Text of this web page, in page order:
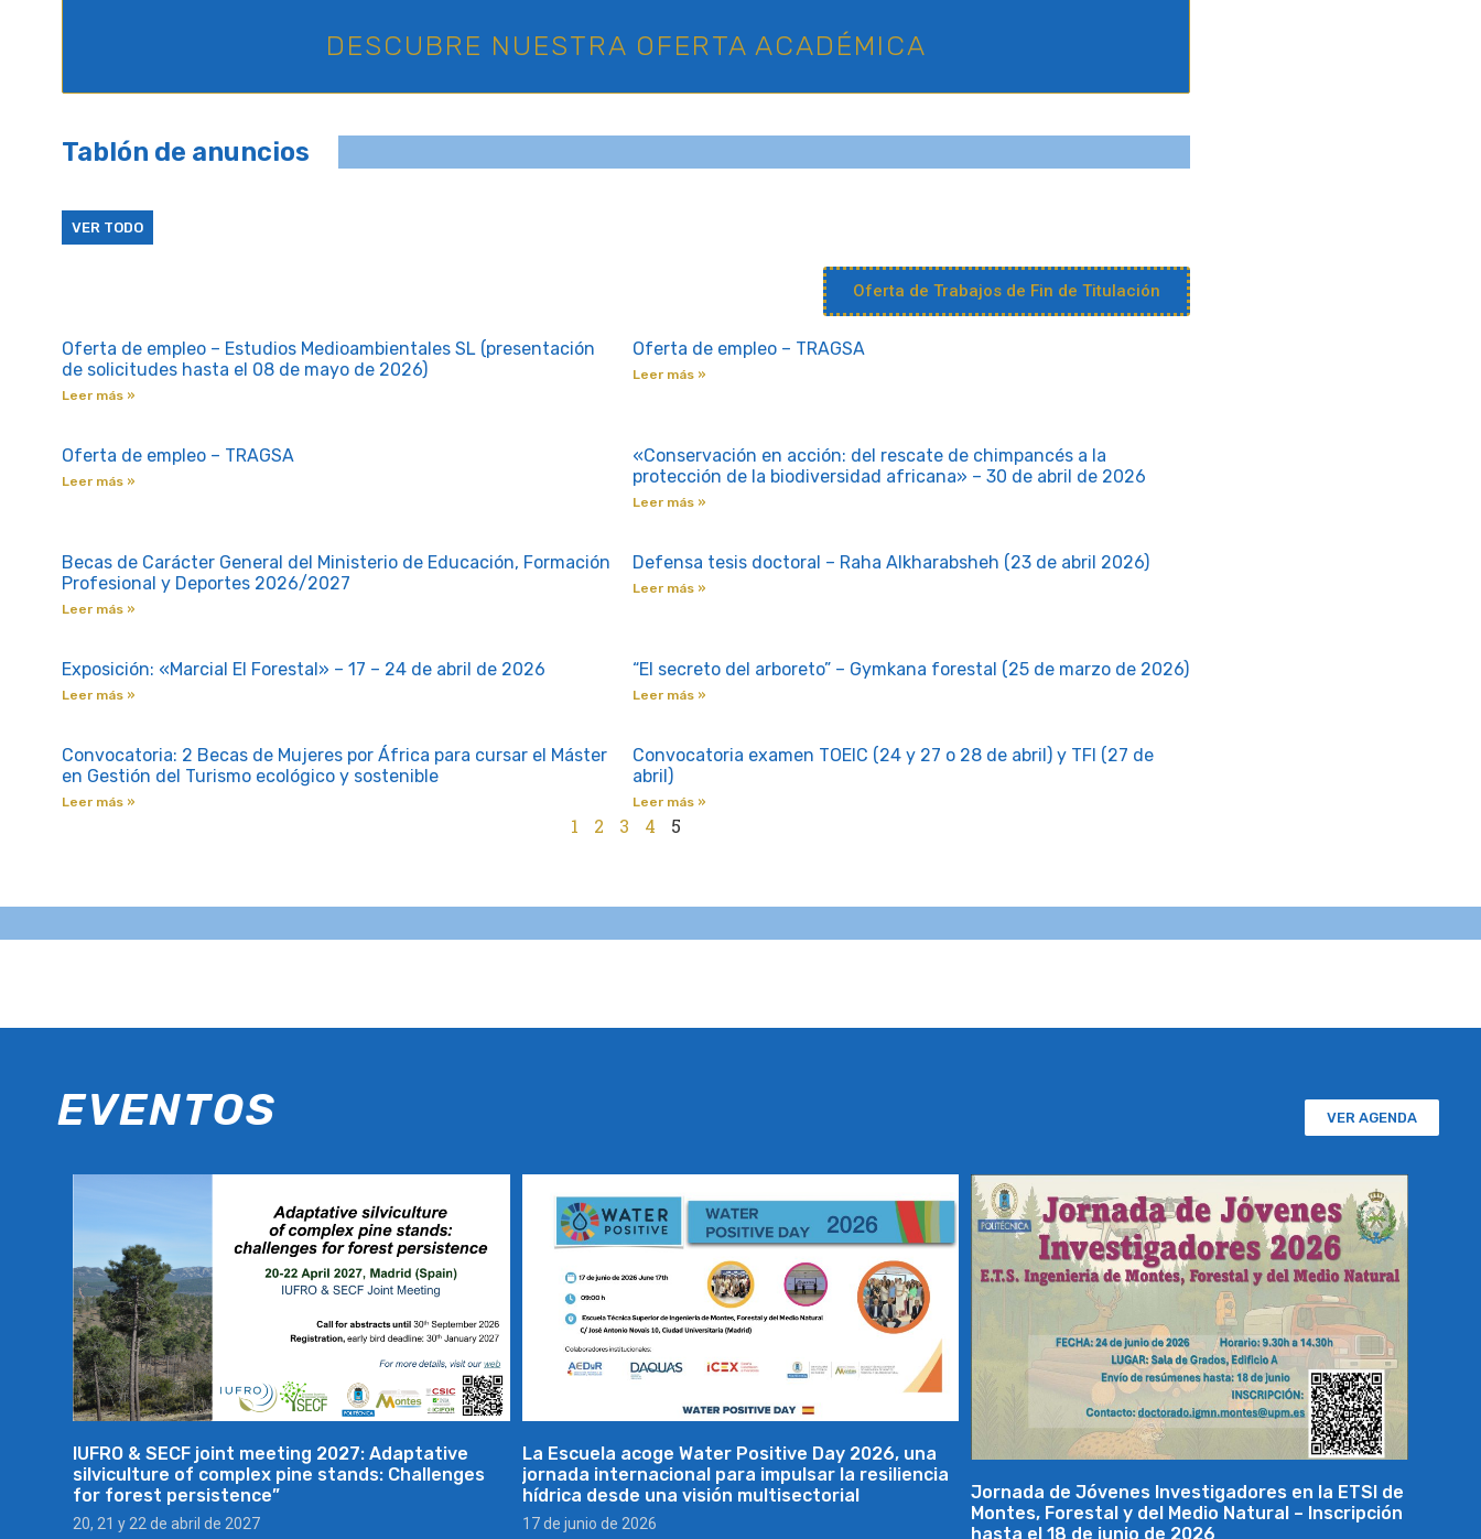
DESCUBRE NUESTRA OFERTA ACADÉMICA
Tablón de anuncios
VER TODO
Oferta de Trabajos de Fin de Titulación
Oferta de empleo – Estudios Medioambientales SL (presentación
de solicitudes hasta el 08 de mayo de 2026)
Leer más »
Oferta de empleo – TRAGSA
Leer más »
Oferta de empleo – TRAGSA
Leer más »
«Conservación en acción: del rescate de chimpancés a la
protección de la biodiversidad africana» – 30 de abril de 2026
Leer más »
Becas de Carácter General del Ministerio de Educación, Formación
Profesional y Deportes 2026/2027
Leer más »
Defensa tesis doctoral – Raha Alkharabsheh (23 de abril 2026)
Leer más »
Exposición: «Marcial El Forestal» – 17 – 24 de abril de 2026
Leer más »
“El secreto del arboreto” – Gymkana forestal (25 de marzo de 2026)
Leer más »
Convocatoria: 2 Becas de Mujeres por África para cursar el Máster
en Gestión del Turismo ecológico y sostenible
Leer más »
Convocatoria examen TOEIC (24 y 27 o 28 de abril) y TFI (27 de
abril)
Leer más »
1 2 3 4 5
EVENTOS VER AGENDA
IUFRO & SECF joint meeting 2027: Adaptative
silviculture of complex pine stands: Challenges
for forest persistence”
20, 21 y 22 de abril de 2027
La Escuela acoge Water Positive Day 2026, una
jornada internacional para impulsar la resiliencia
hídrica desde una visión multisectorial
17 de junio de 2026
Jornada de Jóvenes Investigadores en la ETSI de
Montes, Forestal y del Medio Natural – Inscripción
hasta el 18 de junio de 2026